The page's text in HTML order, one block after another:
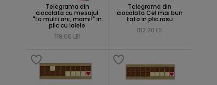
Telegrama din
ciocolata cu mesajul
"La multi ani, mami!" in
plic cu lalele
119.00 LEI
Telegrama din
ciocolata Cel mai bun
tata in plic rosu
152.20 LEI